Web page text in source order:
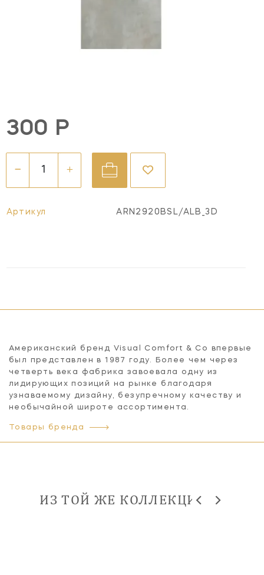
300 Р
Артикул ARN2920BSL/ALB_3D
Американский бренд Visual Comfort & Co впервые
был представлен в 1987 году. Более чем через
четверть века фабрика завоевала одну из
лидирующих позиций на рынке благодаря
узнаваемому дизайну, безупречному качеству и
необычайной широте ассортимента.
Товары бренда
ИЗ ТОЙ ЖЕ КОЛЛЕКЦИИ